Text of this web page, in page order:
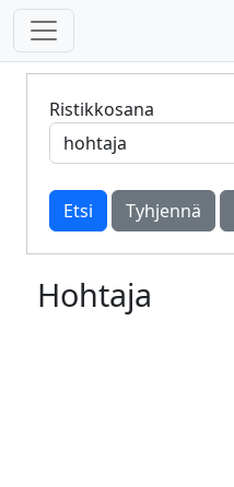
Ristikkosana
Tyhjennä
Hohtaja